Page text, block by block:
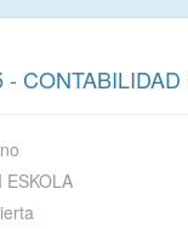
CONTABILIDAD
ESKOLA